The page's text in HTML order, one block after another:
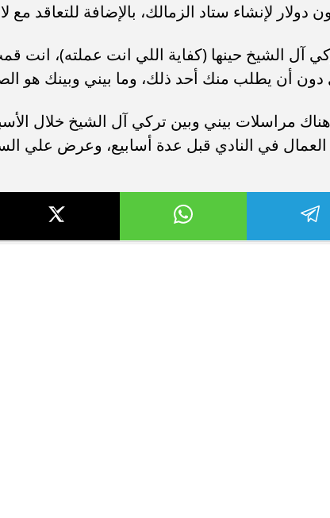
الشيخ حينها (كفاية اللي انت عملته)، انت
مراسلات بيني وبين تركي آل الشيخ خلال
في النادي قبل عدة أسابيع، وعرض علي